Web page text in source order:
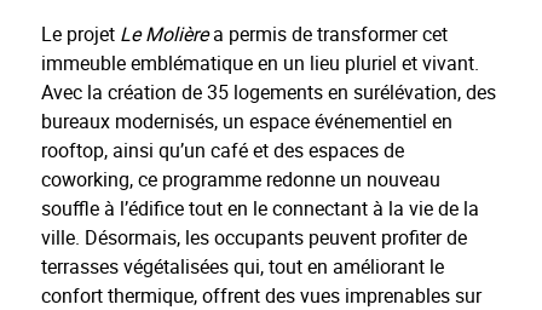
Le projet Le Molièrea permis de transformer cet
immeuble emblématique en un lieu pluriel et vivant.
Avec la création de 35 logements en surélévation, des
bureaux modernisés, un espace événementiel en
rooftop, ainsi qu’un café et des espaces de
coworking, ce programme redonne un nouveau
souffle à l’édifice tout en le connectant à la vie de la
ville. Désormais, les occupants peuvent profiter de
terrasses végétalisées qui, tout en améliorant le
confort thermique, offrent des vues imprenables sur